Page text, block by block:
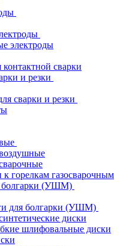
электроды
сварки
и резки
сварки и резки
горелкам газосварочным
болгарки (УШМ)
для болгарки (УШМ)
диски
шлифовальные диски